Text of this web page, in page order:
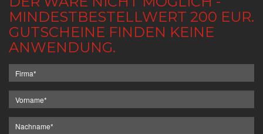
MINDESTBESTELLWERT 200 EUR.
GUTSCHEINE FINDEN KEINE
ANWENDUNG.